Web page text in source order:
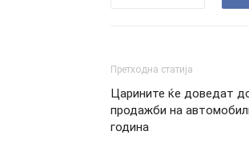
Претходна статија
Царините ќе доведат
продажби на
година